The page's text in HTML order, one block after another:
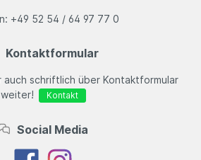
+49 52 54 / 64 97 77 0
Kontaktformular
auch schriftlich über Kontaktformular
weiter!
Kontakt
Social Media